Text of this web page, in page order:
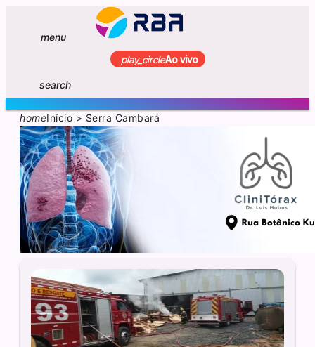
menu
play_circleAo vivo
search
homeInício > Serra Cambará